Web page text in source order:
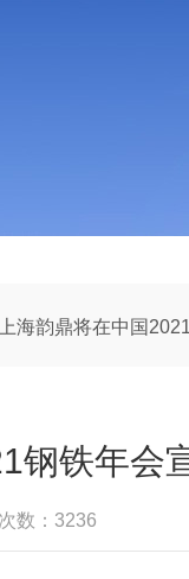
上海韵鼎将在中国
钢铁年
数：3236